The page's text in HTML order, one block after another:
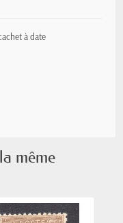
à date
même